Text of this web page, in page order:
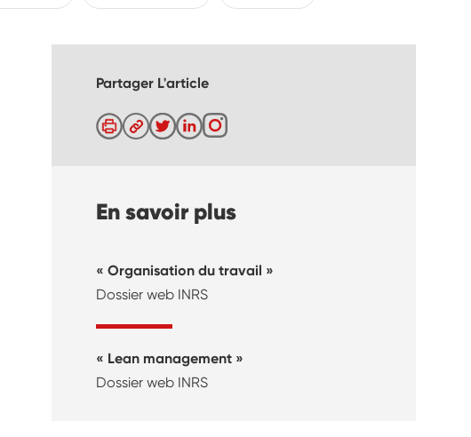
Partager L'article
En savoir plus
Organisation du travail
Dossier web INRS
Lean management
Dossier web INRS